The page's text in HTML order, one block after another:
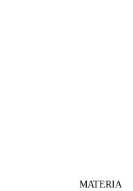
MATERIA